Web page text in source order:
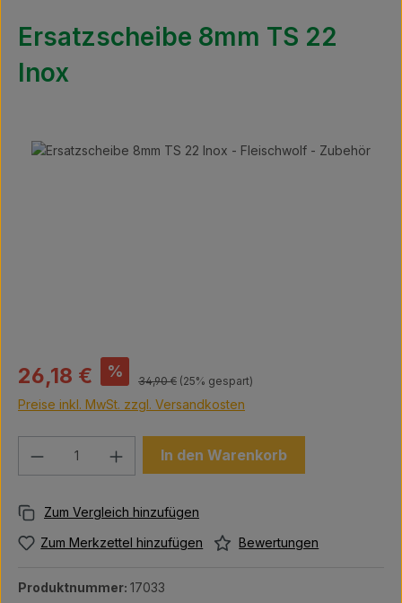
Ersatzscheibe 8mm TS 22
Inox
Bildergalerie überspringen
Verkaufspreis:
26,18 € % Regulärer Preis:
34,90 € (25% gespart)
Preise inkl. MwSt. zzgl. Versandkosten
Produkt Anzahl: Gib den
In den Warenkorb
Zum Merkzettel hinzufügen Bewertungen
Produktnummer: 17033